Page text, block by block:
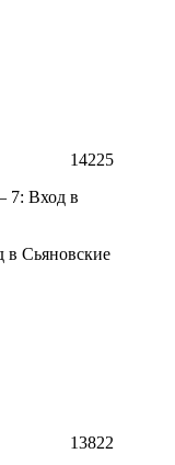
14225
в Сьяновские
13822